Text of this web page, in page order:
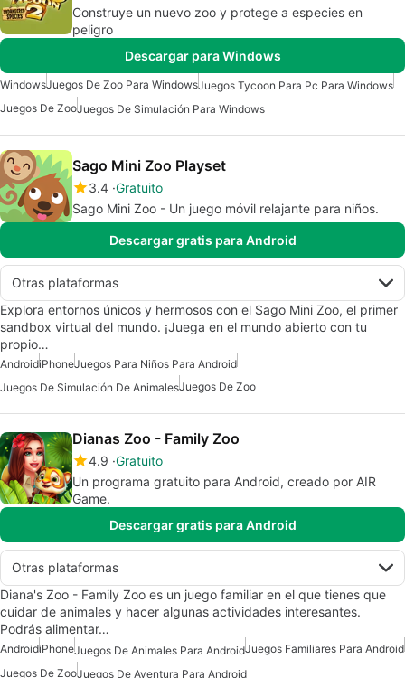
Construye un nuevo zoo y protege a especies en
peligro
Descargar para Windows
WindowsJuegos De Zoo Para WindowsJuegos Tycoon Para Pc Para Windows
Juegos De ZooJuegos De Simulación Para Windows
Sago Mini Zoo Playset
3.4 Gratuito
Sago Mini Zoo - Un juego móvil relajante para niños.
Descargar gratis para Android
Otras plataformas
Explora entornos únicos y hermosos con el Sago Mini Zoo, el primer
sandbox virtual del mundo. ¡Juega en el mundo abierto con tu
propio…
AndroidiPhoneJuegos Para Niños Para Android
Juegos De Simulación De AnimalesJuegos De Zoo
Dianas Zoo - Family Zoo
4.9 Gratuito
Un programa gratuito para Android, creado por AIR
Game.
Descargar gratis para Android
Otras plataformas
Diana's Zoo - Family Zoo es un juego familiar en el que tienes que
cuidar de animales y hacer algunas actividades interesantes.
Podrás alimentar…
AndroidiPhoneJuegos De Animales Para AndroidJuegos Familiares Para Android
Juegos De ZooJuegos De Aventura Para Android